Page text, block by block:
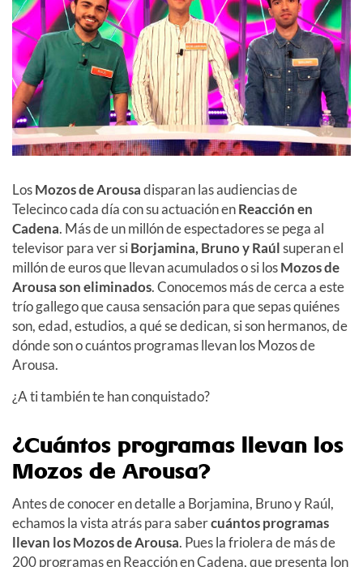
LosMozos de Arousadisparan las audiencias de
Telecinco cada día con su actuación enReacción en
Cadena. Más de un millón de espectadores se pega al
televisor para ver siBorjamina, Bruno y Raúlsuperan el
millón de euros que llevan acumulados o si losMozos de
Arousa son eliminados. Conocemos más de cerca a este
trío gallego que causa sensación para que sepas quiénes
son, edad, estudios, a qué se dedican, si son hermanos, de
dónde son o cuántos programas llevan los Mozos de
Arousa.
¿A ti también te han conquistado?
¿Cuántos programas llevan los
Mozos de Arousa?
Antes de conocer en detalle a Borjamina, Bruno y Raúl,
echamos la vista atrás para sabercuántos programas
llevan los Mozos de Arousa. Pues la friolera de más de
200 programas en Reacción en Cadena, que presenta Ion